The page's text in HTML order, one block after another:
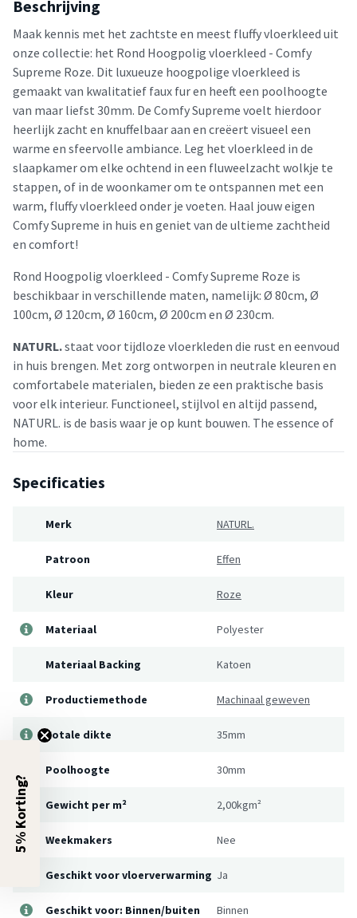
Beschrijving
Maak kennis met het zachtste en meest fluffy vloerkleed uit
onze collectie: het Rond Hoogpolig vloerkleed - Comfy
Supreme Roze. Dit luxueuze hoogpolige vloerkleed is
gemaakt van kwalitatief faux fur en heeft een poolhoogte
van maar liefst 30mm. De Comfy Supreme voelt hierdoor
heerlijk zacht en knuffelbaar aan en creëert visueel een
warme en sfeervolle ambiance. Leg het vloerkleed in de
slaapkamer om elke ochtend in een fluweelzacht wolkje te
stappen, of in de woonkamer om te ontspannen met een
warm, fluffy vloerkleed onder je voeten. Haal jouw eigen
Comfy Supreme in huis en geniet van de ultieme zachtheid
en comfort!
Rond Hoogpolig vloerkleed - Comfy Supreme Roze is
beschikbaar in verschillende maten, namelijk: Ø 80cm, Ø
100cm, Ø 120cm, Ø 160cm, Ø 200cm en Ø 230cm.
NATURL.staat voor tijdloze vloerkleden die rust en eenvoud
in huis brengen. Met zorg ontworpen in neutrale kleuren en
comfortabele materialen, bieden ze een praktische basis
voor elk interieur. Functioneel, stijlvol en altijd passend,
NATURL. is de basis waar je op kunt bouwen. The essence of
home.
Specificaties
Merk NATURL.
Patroon Effen
Kleur Roze
Materiaal Polyester
Materiaal Backing Katoen
Productiemethode Machinaal geweven
Totale dikte 35mm
Poolhoogte 30mm
Gewicht per m² 2,00kgm²
Weekmakers Nee
Geschikt voor vloerverwarming Ja
Geschikt voor: Binnen/buiten Binnen
5% Korting?